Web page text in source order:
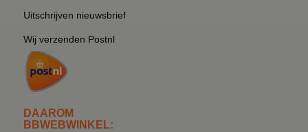
Uitschrijven nieuwsbrief
Wij verzenden Postnl
DAAROM
BBWEBWINKEL: